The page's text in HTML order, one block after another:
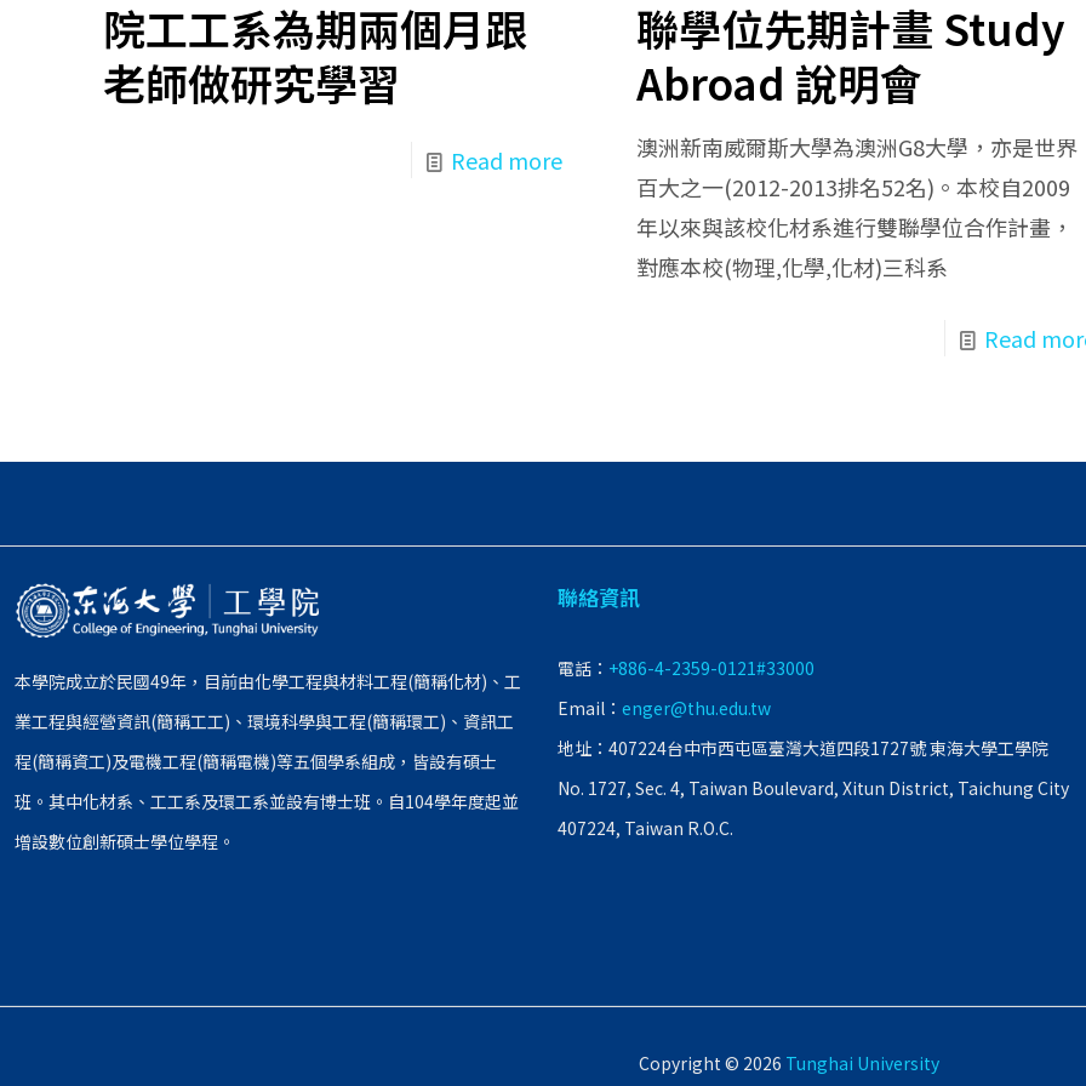
院工工系為期兩個月跟
老師做研究學習
Read more
聯學位先期計畫 Study
Abroad 說明會
澳洲新南威爾斯大學為澳洲G8大學，亦是世界
百大之一(2012-2013排名52名)。本校自2009
年以來與該校化材系進行雙聯學位合作計畫，
對應本校(物理,化學,化材)三科系
Read
本學院成立於民國49年，目前由化學工程與材料工程(簡稱化材)、工
業工程與經營資訊(簡稱工工)、環境科學與工程(簡稱環工)、資訊工
程(簡稱資工)及電機工程(簡稱電機)等五個學系組成，皆設有碩士
班。其中化材系、工工系及環工系並設有博士班。自104學年度起並
增設數位創新碩士學位學程。
聯絡資訊
電話： +886-4-2359-0121#33000
Email： enger@thu.edu.tw
地址：407224台中市西屯區臺灣大道四段1727號 東海大學工學院
No. 1727, Sec. 4, Taiwan Boulevard, Xitun District, Taichung City
407224, Taiwan R.O.C.
Copyright © 2026 Tunghai University